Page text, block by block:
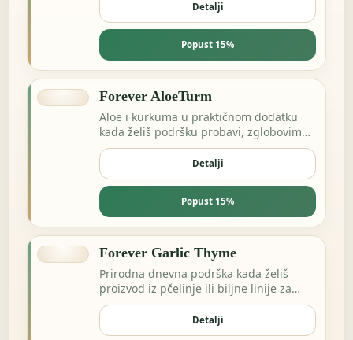
Detalji
Popust 15%
Forever AloeTurm
Aloe i kurkuma u praktičnom dodatku
kada želiš podršku probavi, zglobovima
ili dnevnoj ravnoteži.
Detalji
Popust 15%
Forever Garlic Thyme
Prirodna dnevna podrška kada želiš
proizvod iz pčelinje ili biljne linije za
energiju i otpornost.
Detalji